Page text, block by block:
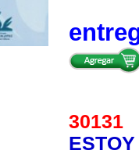
30131